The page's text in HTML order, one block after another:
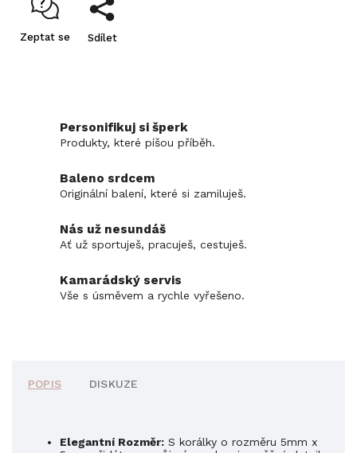
Zeptat se Sdílet
Personifikuj si šperk
Produkty, které píšou příběh.
Baleno srdcem
Originální balení, které si zamiluješ.
Nás už nesundáš
Ať už sportuješ, pracuješ, cestuješ.
Kamarádský servis
Vše s úsměvem a rychle vyřešeno.
POPIS DISKUZE
Elegantní Rozměr: S korálky o rozměru 5mm x